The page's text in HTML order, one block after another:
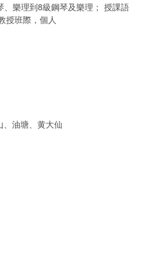
樂理到8級鋼琴及樂理； 授課語
授班際，個人
、油塘、黄大仙